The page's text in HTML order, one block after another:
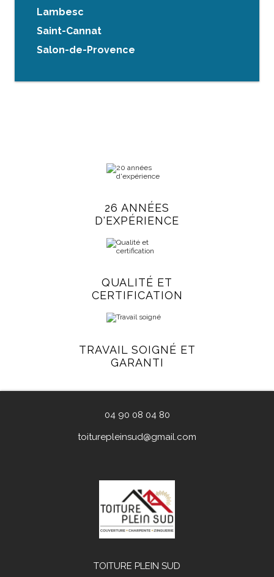
Lambesc
Saint-Cannat
Salon-de-Provence
26 ANNÉES
D'EXPÉRIENCE
QUALITÉ ET
CERTIFICATION
TRAVAIL SOIGNÉ ET
GARANTI
04 90 08 04 80
toiturepleinsud@gmail.com
TOITURE PLEIN SUD